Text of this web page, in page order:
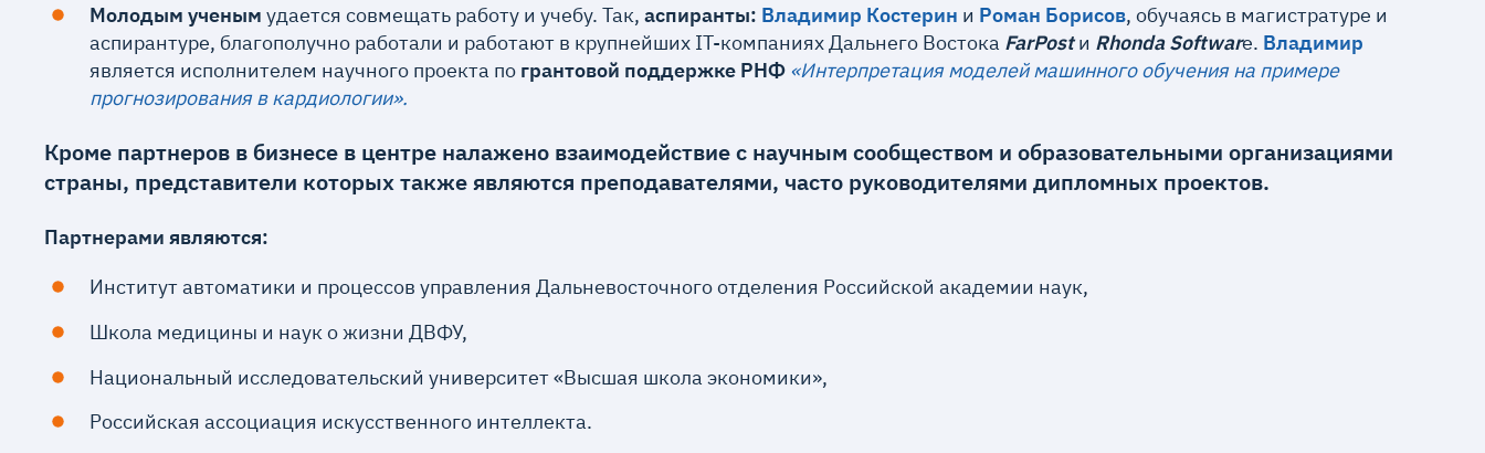
Молодым ученым удается совмещать работу и учебу. Так,аспиранты: Владимир Костерин и Роман Борисов, обучаясь в магистратуре и
аспирантуре, благополучно работали и работают в крупнейших IT-компаниях Дальнего Востока FarPostи Rhonda Software. Владимир
является исполнителем научного проекта по грантовой поддержке РНФ «Интерпретация моделей машинного обучения на примере
прогнозирования в кардиологии».
Кроме партнеров в бизнесе в центре налажено взаимодействие с научным сообществом и образовательными организациями
страны, представители которых также являются преподавателями, часто руководителями дипломных проектов.
Партнерами являются:
Институт автоматики и процессов управления Дальневосточного отделения Российской академии наук,
Школа медицины и наук о жизни ДВФУ,
Национальный исследовательский университет «Высшая школа экономики»,
Российская ассоциация искусственного интеллекта.